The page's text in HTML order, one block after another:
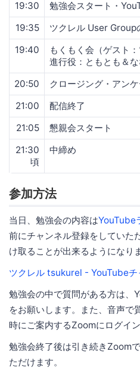
19:30
勉強会スタート・
19:35
ツクレル User Group
19:40
もくもく会（ゲスト
進行役：ともとも＆な
20:50
クロージング・アン
21:00
配信終了
21:05
懇親会スタート
21:30
頃
中締め
参加方法
当日、勉強会の内容はYouTube
前にチャンネル登録をしていた
け取ることが出来るようになり
ツクレル tsukurel - YouTubeチ
勉強会の中で質問がある方は、
をお願いします。また、音声で
時にご案内するZoomにログイ
勉強会終了後は引き続きZoom
ただけます。